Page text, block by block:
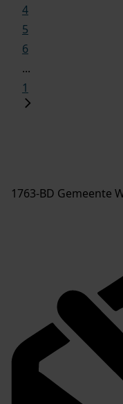
4
5
6
...
1
1763-BD Gemeente